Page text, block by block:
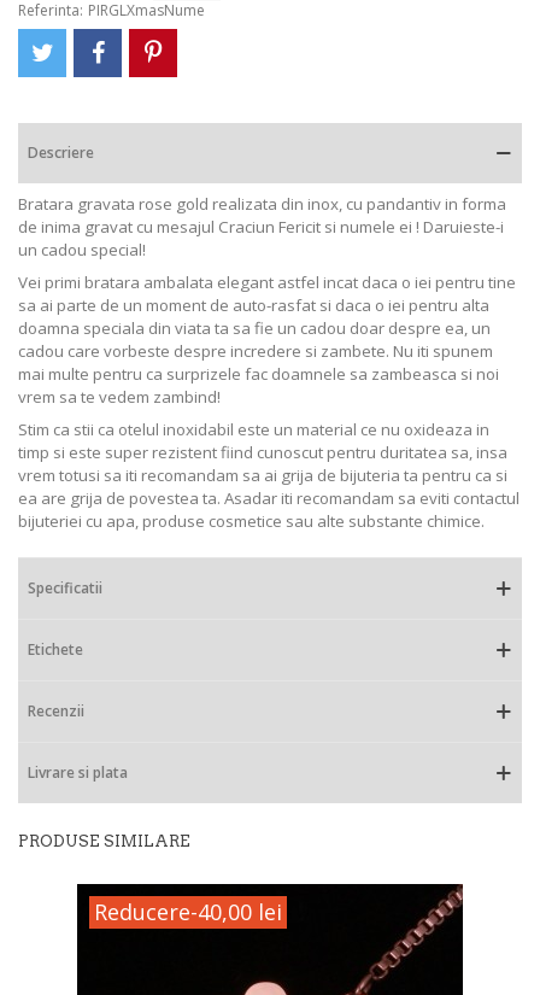
Referinta: PIRGLXmasNume
Descriere
Bratara gravata rose gold realizata din inox, cu pandantiv in forma
de inima gravat cu mesajul Craciun Fericit si numele ei ! Daruieste-i
un cadou special!
Vei primi bratara ambalata elegant astfel incat daca o iei pentru tine
sa ai parte de un moment de auto-rasfat si daca o iei pentru alta
doamna speciala din viata ta sa fie un cadou doar despre ea, un
cadou care vorbeste despre incredere si zambete. Nu iti spunem
mai multe pentru ca surprizele fac doamnele sa zambeasca si noi
vrem sa te vedem zambind!
Stim ca stii ca otelul inoxidabil este un material ce nu oxideaza in
timp si este super rezistent fiind cunoscut pentru duritatea sa, insa
vrem totusi sa iti recomandam sa ai grija de bijuteria ta pentru ca si
ea are grija de povestea ta. Asadar iti recomandam sa eviti contactul
bijuteriei cu apa, produse cosmetice sau alte substante chimice.
Specificatii
Etichete
Recenzii
Livrare si plata
PRODUSE SIMILARE
Reducere-40,00 lei